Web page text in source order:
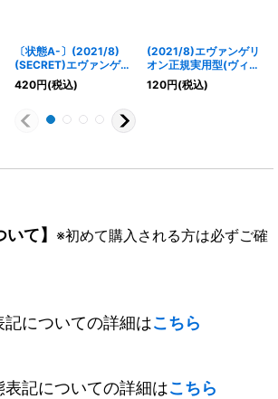
〔状態A-〕(2021/8)
(SECRET)エヴァンゲリ
オン正規実用型2号機-奇
跡を起こすために-【M-
《赤》
420円(税込)
(2021/8)エヴァンゲリ
オン正規実用型(ヴィレ
カスタム)8号機β臨時戦
闘形態【R】{CB21-
120円(税込)
て】 ※初めて購入される方は必ずご確
についての詳細はこちら
記についての詳細はこちら